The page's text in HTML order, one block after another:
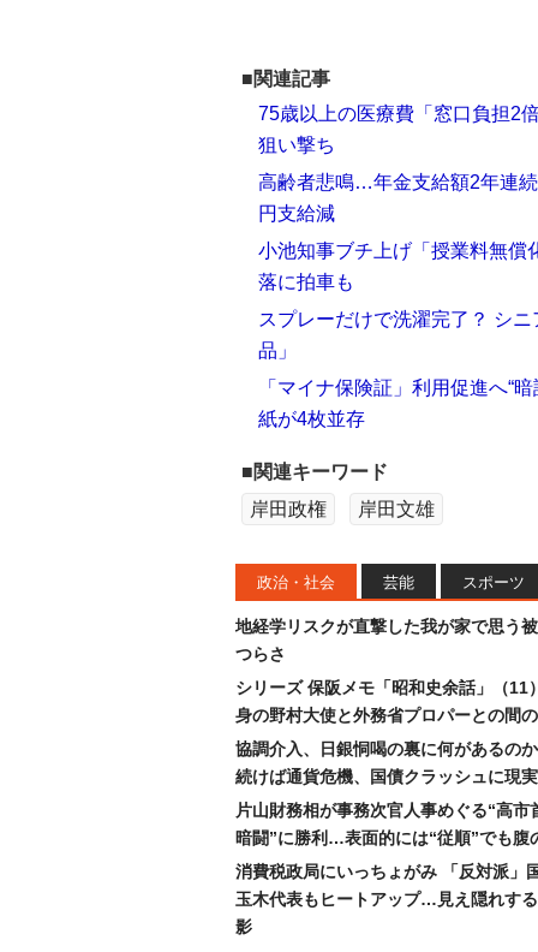
■関連記事
75歳以上の医療費「窓口負担2
狙い撃ち
高齢者悲鳴…年金支給額2年連
円支給減
小池知事ブチ上げ「授業料無
落に拍車も
スプレーだけで洗濯完了？ シ
品」
「マイナ保険証」利用促進へ“
紙が4枚並存
■関連キーワード
岸田政権
岸田文雄
政治・社会 芸能 スポーツ
地経学リスクが直撃した我が家で思う
つらさ
シリーズ 保阪メモ「昭和史余話」（11
身の野村大使と外務省プロパーとの間
協調介入、日銀恫喝の裏に何があるの
続けば通貨危機、国債クラッシュに現
片山財務相が事務次官人事めぐる“高市
暗闘”に勝利…表面的には“従順”でも腹
消費税政局にいっちょがみ 「反対派」
玉木代表もヒートアップ…見え隠れす
影